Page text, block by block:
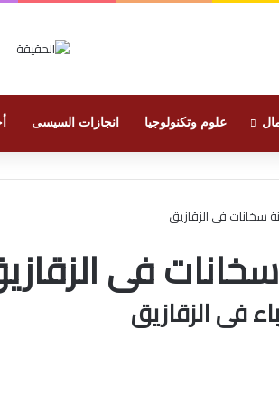
علوم وتكنولوجيا انجازات السيسى
سخانات فى الزقازيق
فى
فى الزقازيق